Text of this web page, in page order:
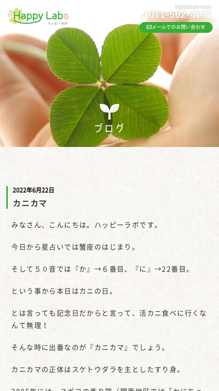
メールでのお問い合わせ
ブログ
2022年6月22日
カニカマ
みなさん、こんにちは。ハッピーラボです。
今日から星占いでは蟹座のはじまり。
そして５０音では『か』→６番目、『に』→22番目。
という事から本日はカニの日。
とは言っても記念日だからと言って、活カニ食べに行くな
んて無理！
そんな時に出番なのが『カニカマ』でしょう。
カニカマの正体はスケトウダラを主としたすり身。